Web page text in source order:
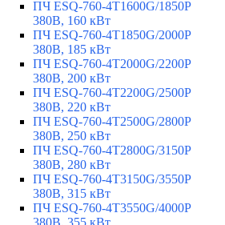
ПЧ ESQ-760-4T1600G/1850P
380В, 160 кВт
ПЧ ESQ-760-4T1850G/2000P
380В, 185 кВт
ПЧ ESQ-760-4T2000G/2200P
380В, 200 кВт
ПЧ ESQ-760-4T2200G/2500P
380В, 220 кВт
ПЧ ESQ-760-4T2500G/2800P
380В, 250 кВт
ПЧ ESQ-760-4T2800G/3150P
380В, 280 кВт
ПЧ ESQ-760-4T3150G/3550P
380В, 315 кВт
ПЧ ESQ-760-4T3550G/4000P